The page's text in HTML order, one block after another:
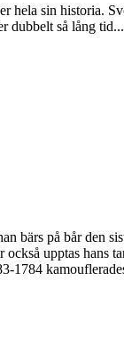
hela sin historia.
dubbelt så lång tid...
bärs på bår den
upptas hans
1784